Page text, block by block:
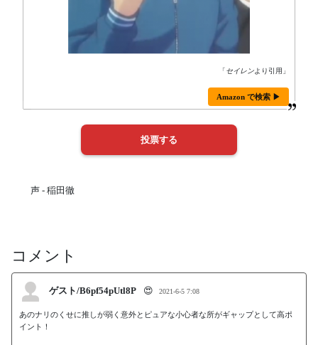
「セイレンより引用」
Amazon で検索 ▶
声 - 稲田徹
コメント
ゲスト/B6pf54pUtl8P 😍 2021-6-5 7:08
あのナリのくせに推しが弱く意外とピュアな小心者な所がギャップとして高ポ
イント！